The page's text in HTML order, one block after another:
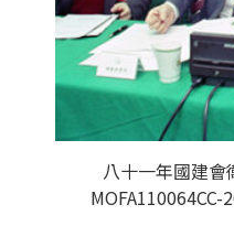
八十一年國建